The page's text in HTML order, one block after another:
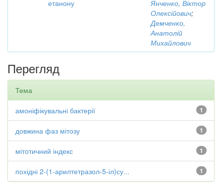
етанону
Янченко, Віктор
Олексійович;
Демченко,
Анатолій
Михайлович
Перегляд
Тема
1
амоніфікувальні бактерії
1
довжина фаз мітозу
1
мітотичний індекс
1
похідні 2-(1-арилтетразол-5-іл)су...